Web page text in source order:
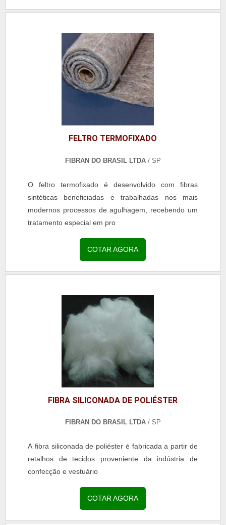
FELTRO TERMOFIXADO
FIBRAN DO BRASIL LTDA/ SP
O feltro termofixado é desenvolvido com fibras
sintéticas beneficiadas e trabalhadas nos mais
modernos processos de agulhagem, recebendo um
tratamento especial em pro
COTAR AGORA
FIBRA SILICONADA DE POLIÉSTER
FIBRAN DO BRASIL LTDA/ SP
A fibra siliconada de poliéster é fabricada a partir de
retalhos de tecidos proveniente da indústria de
confecção e vestuário
COTAR AGORA